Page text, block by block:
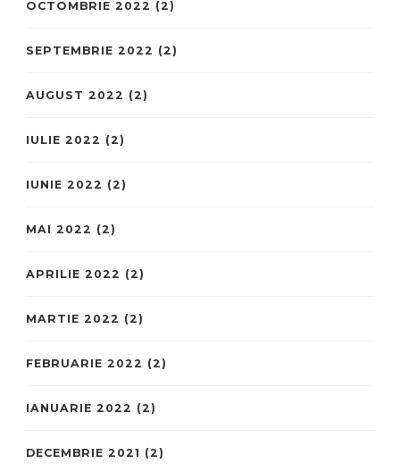
OCTOMBRIE 2022 (2)
SEPTEMBRIE 2022 (2)
AUGUST 2022 (2)
IULIE 2022 (2)
IUNIE 2022 (2)
MAI 2022 (2)
APRILIE 2022 (2)
MARTIE 2022 (2)
FEBRUARIE 2022 (2)
IANUARIE 2022 (2)
DECEMBRIE 2021 (2)